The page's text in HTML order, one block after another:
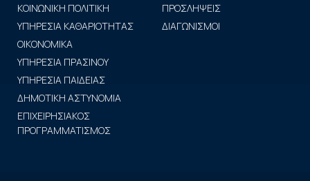
ΚΟΙΝΩΝΙΚΗ ΠΟΛΙΤΙΚΗ
ΥΠΗΡΕΣΙΑ ΚΑΘΑΡΙΟΤΗΤΑΣ
ΟΙΚΟΝΟΜΙΚΑ
ΥΠΗΡΕΣΙΑ ΠΡΑΣΙΝΟΥ
ΥΠΗΡΕΣΙΑ ΠΑΙΔΕΙΑΣ
ΔΗΜΟΤΙΚΗ ΑΣΤΥΝΟΜΙΑ
ΕΠΙΧΕΙΡΗΣΙΑΚΟΣ
ΠΡΟΓΡΑΜΜΑΤΙΣΜΟΣ
ΠΡΟΣΛΗΨΕΙΣ
ΔΙΑΓΩΝΙΣΜΟΙ